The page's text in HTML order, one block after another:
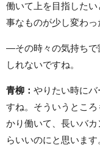
働いて上を目指した
事なものが少し変わっ
―その時々の気持ちで
しれないですね。
青柳： やりたい時に
すね。そういうとこ
かり働いて、長いバ
らいいのにと思います